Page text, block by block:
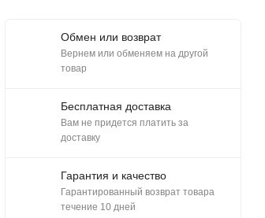
Обмен или возврат
Вернем или обменяем на другой
товар
Бесплатная доставка
Вам не придется платить за
доставку
Гарантия и качество
Гарантированный возврат товара
течение 10 дней